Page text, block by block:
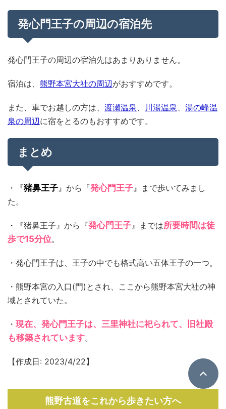
発心門王子の周辺の宿泊先
発心門王子の周辺の宿泊先はあまりありません。
宿泊は、 熊野本宮大社の周辺がおすすめです。
また、車でお越しの方は、 渡瀬温泉 川湯温泉
湯の峰温
泉の周辺に宿をとるのもおすすめです。
まとめ
・『猪鼻王子 』から『発心門王子 』まで歩いてみまし
た。
・『猪鼻王子』から『発心門王子 』までは所要時間は徒
歩で15分位。
・発心門王子は、王子の中でも格式高い五体王子の一つ。
・熊野本宮の入口(門)とされ、ここから熊野本宮大社の神
域とされていた。
・ 現在、発心門王子は、三里神社に祀られて、旧社殿
も移築されています。
【作成日: 2023/4/22】
熊野古道をこれから歩きたい方へ